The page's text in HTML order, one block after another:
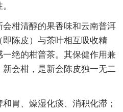
柑清醇的果香味和云南普洱
陈皮）与茶叶相互吸收精
绝的柑普茶。其保健作用兼
会柑，是新会陈皮独一无二
胃、燥湿化痰、消积化滞；